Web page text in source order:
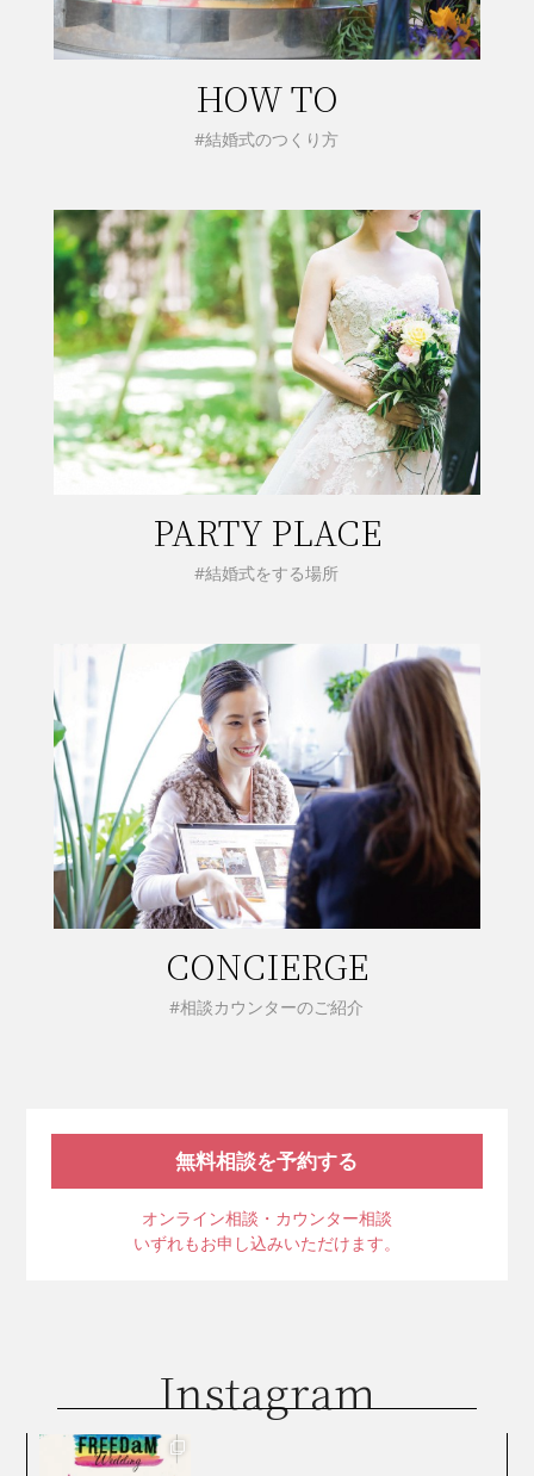
HOW TO
#結婚式のつくり方
PARTY PLACE
#結婚式をする場所
CONCIERGE
#相談カウンターのご紹介
無料相談を予約する
オンライン相談・カウンター相談
いずれもお申し込みいただけます。
Instagram